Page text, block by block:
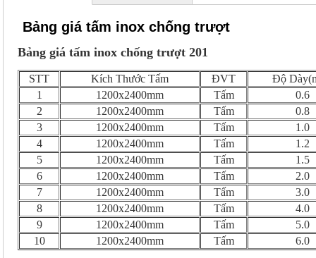
Bảng giá tấm inox chống trượt
Bảng giá tấm inox chống trượt 201
STT Kích Thước Tấm ĐVT
Độ
1
1200x2400mm Tấm
0.6
2
1200x2400mm Tấm
0.8
3
1200x2400mm Tấm
1.0
4
1200x2400mm Tấm
1.2
5
1200x2400mm Tấm
1.5
6
1200x2400mm Tấm
2.0
7
1200x2400mm Tấm
3.0
8
1200x2400mm Tấm
4.0
9
1200x2400mm Tấm
5.0
10
1200x2400mm Tấm 6.0